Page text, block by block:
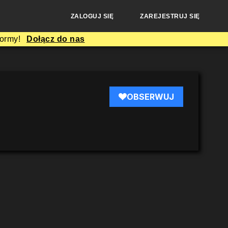
ZALOGUJ SIĘ ZAREJESTRUJ SIĘ
Dołącz do nas
OBSERWUJ